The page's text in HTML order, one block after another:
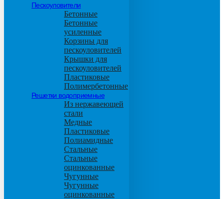
Пескоуловители
Бетонные
Бетонные
усиленные
Корзины для
пескоуловителей
Крышки для
пескоуловителей
Пластиковые
Полимербетонные
Решетки водоприемные
Из нержавеющей
стали
Медные
Пластиковые
Полиамидные
Стальные
Стальные
оцинкованные
Чугунные
Чугунные
оцинкованные